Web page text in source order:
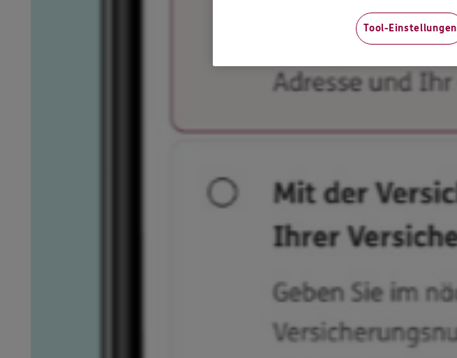
Tool-Einstellungen